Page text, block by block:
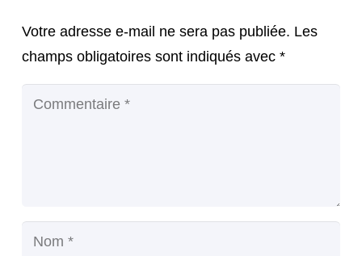
Votre adresse e-mail ne sera pas publiée. Les
champs obligatoires sont indiqués avec *